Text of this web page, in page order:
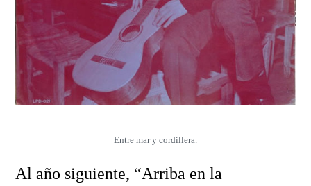
Entre mar y cordillera.
Al año siguiente, “Arriba en la